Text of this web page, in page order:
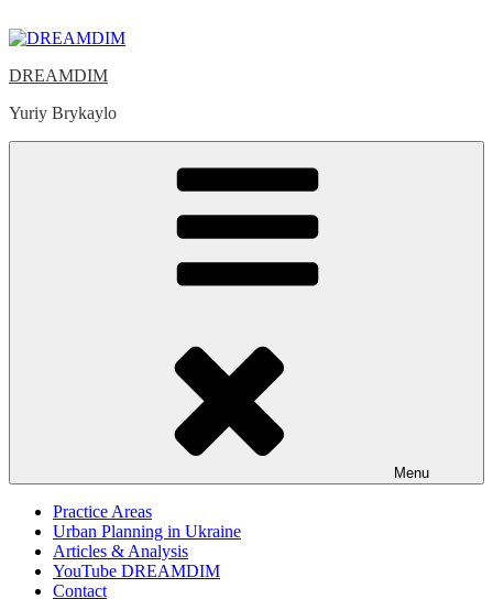
to
DREAMDIM
Yuriy Brykaylo
Menu
Practice Areas
Urban Planning in Ukraine
Articles & Analysis
YouTube DREAMDIM
Contact